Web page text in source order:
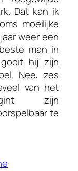
Dat kan ik
moeilijke
weer een
man in
hij zijn
Nee, zes
van het
zijn
te